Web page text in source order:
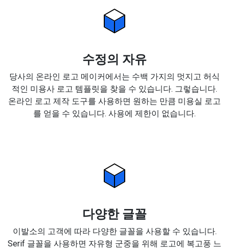
수정의 자유
당사의 온라인 로고 메이커에서는 수백 가지의 멋지고 허식
적인 미용사 로고 템플릿을 찾을 수 있습니다. 그렇습니다.
온라인 로고 제작 도구를 사용하면 원하는 만큼 미용실 로고
를 얻을 수 있습니다. 사용에 제한이 없습니다.
다양한 글꼴
이발소의 고객에 따라 다양한 글꼴을 사용할 수 있습니다.
Serif 글꼴을 사용하면 자유형 군중을 위해 로고에 복고풍 느